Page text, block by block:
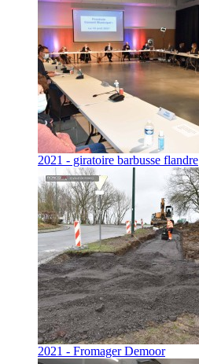
2021 - giratoire barbusse flandre
2021 - Fromager Demoor